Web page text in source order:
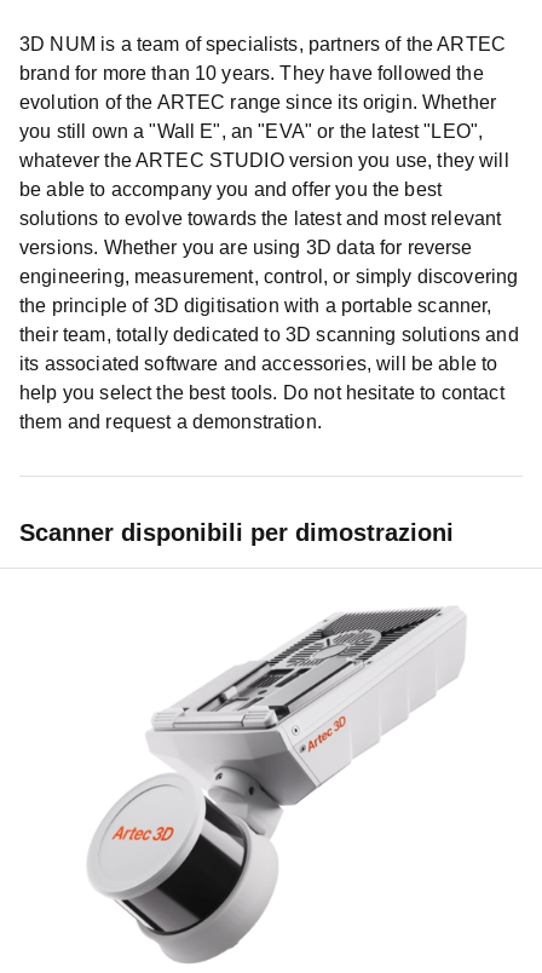
3D NUM is a team of specialists, partners of the ARTEC
brand for more than 10 years. They have followed the
evolution of the ARTEC range since its origin. Whether
you still own a "Wall E", an "EVA" or the latest "LEO",
whatever the ARTEC STUDIO version you use, they will
be able to accompany you and offer you the best
solutions to evolve towards the latest and most relevant
versions. Whether you are using 3D data for reverse
engineering, measurement, control, or simply discovering
the principle of 3D digitisation with a portable scanner,
their team, totally dedicated to 3D scanning solutions and
its associated software and accessories, will be able to
help you select the best tools. Do not hesitate to contact
them and request a demonstration.
Scanner disponibili per dimostrazioni